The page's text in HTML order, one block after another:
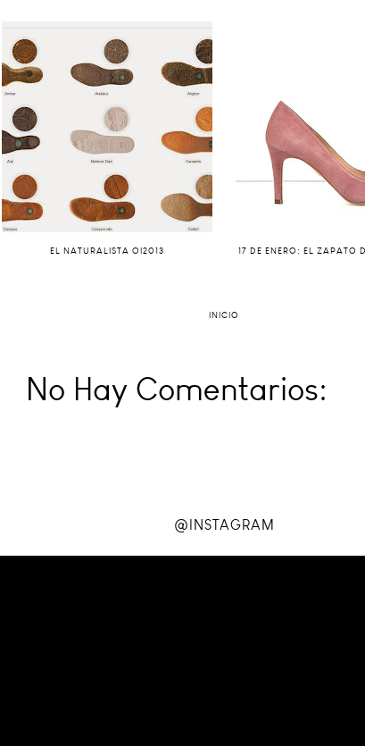
EL NATURALISTA OI2013
INICIO
No Hay Comentarios:
@INSTAGRAM